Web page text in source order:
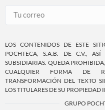
LOS CONTENIDOS DE ESTE
POCHTECA, S.A.B. DE C.V.,
SUBSIDIARIAS. QUEDA
CUALQUIER FORMA DE
TRANSFORMACIÓN DEL TEXTO
LOS TITULARES DE SU PROPIEDAD
GRUPO